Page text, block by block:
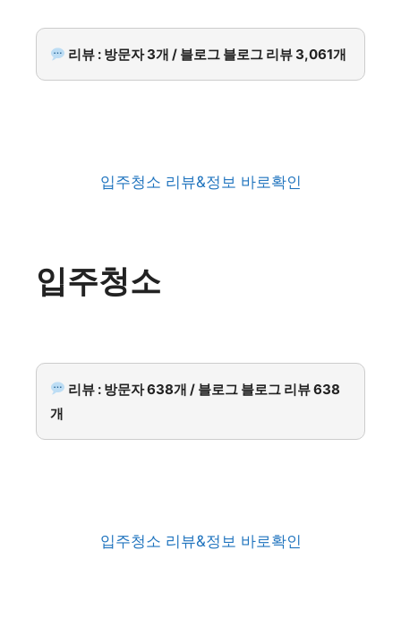
리뷰 : 방문자 3개 / 블로그 블로그 리뷰 3,061개
입주청소 리뷰&정보 바로확인
입주청소
리뷰 : 방문자 638개 / 블로그 블로그 리뷰 638
개
입주청소 리뷰&정보 바로확인